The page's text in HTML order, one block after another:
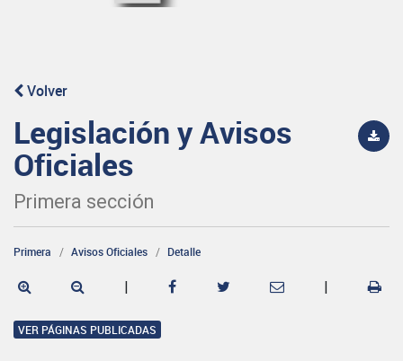
Volver
Legislación y Avisos
Oficiales
Primera sección
Primera Avisos Oficiales Detalle
| |
VER PÁGINAS PUBLICADAS